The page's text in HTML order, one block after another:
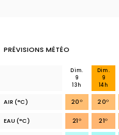
PRÉVISIONS MÉTÉO
Dim.
9
13h
Dim.
9
14h
AIR (°C) 20° 20°
EAU (°C) 21° 21°